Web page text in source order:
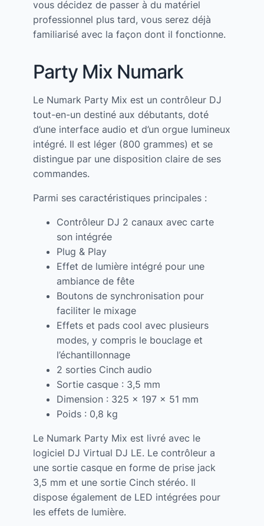
vous décidez de passer à du matériel
professionnel plus tard, vous serez déjà
familiarisé avec la façon dont il fonctionne.
Party Mix Numark
Le Numark Party Mix est un contrôleur DJ
tout-en-un destiné aux débutants, doté
d’une interface audio et d’un orgue lumineux
intégré. Il est léger (800 grammes) et se
distingue par une disposition claire de ses
commandes.
Parmi ses caractéristiques principales :
Contrôleur DJ 2 canaux avec carte
son intégrée
Plug & Play
Effet de lumière intégré pour une
ambiance de fête
Boutons de synchronisation pour
faciliter le mixage
Effets et pads cool avec plusieurs
modes, y compris le bouclage et
l’échantillonnage
2 sorties Cinch audio
Sortie casque : 3,5 mm
Dimension : 325 x 197 x 51 mm
Poids : 0,8 kg
Le Numark Party Mix est livré avec le
logiciel DJ Virtual DJ LE. Le contrôleur a
une sortie casque en forme de prise jack
3,5 mm et une sortie Cinch stéréo. Il
dispose également de LED intégrées pour
les effets de lumière.